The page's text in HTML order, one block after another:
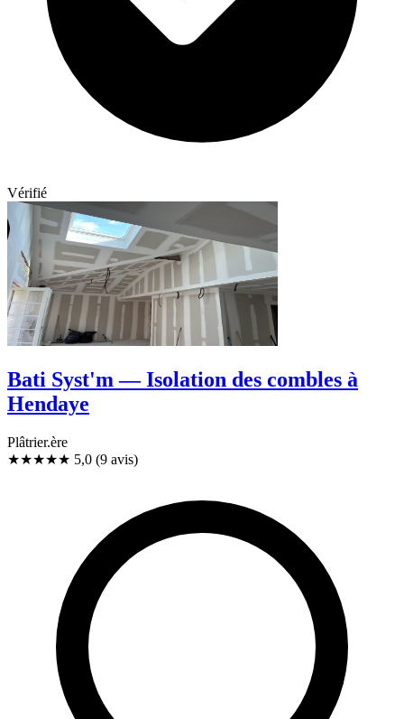
Vérifié
Bati Syst'm — Isolation des combles à
Hendaye
Plâtrier.ère
★★★★★ 5,0 (9 avis)